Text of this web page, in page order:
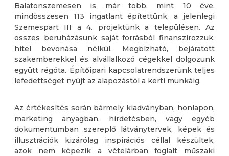
Balatonszemesen is már több, mint 10 éve,
mindösszesen 113 ingatlant építettünk, a jelenlegi
Szemespart III a 4. projektünk a településen. Az
összes beruházásunk saját forrásból finanszírozzuk,
hitel bevonása nélkül. Megbízható, bejáratott
szakemberekkel és alvállalkozó cégekkel dolgozunk
együtt régóta. Építőipari kapcsolatrendszerünk teljes
lefedettséget nyújt az alapozástól a kerti munkáig.
Az értékesítés során bármely kiadványban, honlapon,
marketing anyagban, hirdetésben, vagy egyéb
dokumentumban szereplő látványtervek, képek és
illusztrációk kizárólag inspirációs céllal készültek,
azok nem képezik a vételárban foglalt műszaki